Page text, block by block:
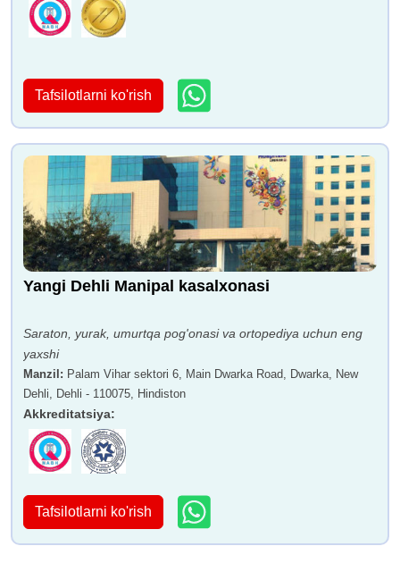
Tafsilotlarni ko'rish
Yangi Dehli Manipal kasalxonasi
Saraton, yurak, umurtqa pog'onasi va ortopediya uchun eng
yaxshi
Manzil : Palam Vihar sektori 6, Main Dwarka Road, Dwarka, New
Dehli, Dehli - 110075, Hindiston
Akkreditatsiya:
Tafsilotlarni ko'rish